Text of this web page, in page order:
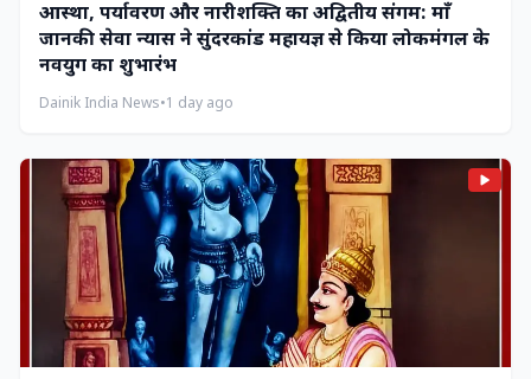
आस्था, पर्यावरण और नारीशक्ति का अद्वितीय संगम: माँ
जानकी सेवा न्यास ने सुंदरकांड महायज्ञ से किया लोकमंगल के
नवयुग का शुभारंभ
Dainik India News•1 day ago